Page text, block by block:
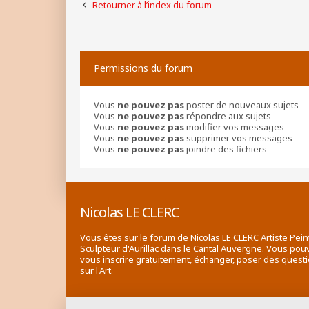
Retourner à l’index du forum
Permissions du forum
Vous ne pouvez pasposter de nouveaux sujets
Vous ne pouvez pasrépondre aux sujets
Vous ne pouvez pasmodifier vos messages
Vous ne pouvez pas supprimer vos messages
Vous ne pouvez pasjoindre des fichiers
Nicolas LE CLERC
Vous êtes sur le forum de Nicolas LE CLERC Artiste
Sculpteur d'Aurillac dans le Cantal Auvergne. Vous
vous inscrire gratuitement, échanger, poser des
sur l'Art.